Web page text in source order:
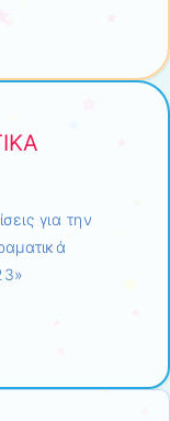
για την